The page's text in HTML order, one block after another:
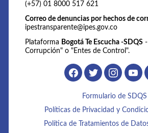
(+57) 01 8000 517 621
Correo de denuncias por hechos de
ipestransparente@ipes.gov.co
Plataforma Bogotá Te Escucha -SDQS
Corrupción" o "Entes de Control".
Formulario de SDQS
Políticas de Privacidad y
Política de Tratamientos de